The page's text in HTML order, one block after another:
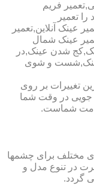
فریم
تعمیر
عینک آنلاین,تعمیر
عینک شمال
شدن عینک,در
عینک,شست و شوی
تغییرات بر روی
جویی در وقت شما
شماست.
مختلف برای چشمها
در تنوع مدل و
گردد.